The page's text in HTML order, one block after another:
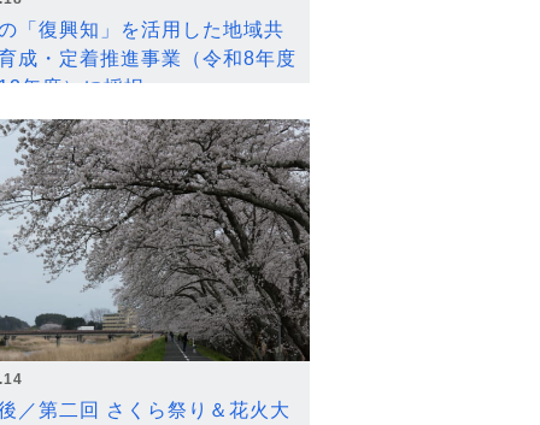
「復興知」を活用した地域共
成・定着推進事業（令和8年度
年度）に採択
／第二回 さくら祭り＆花火大